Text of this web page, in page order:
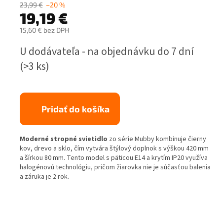
23,99 € –20 %
19,19 €
15,60 € bez DPH
cena:
U dodávateľa - na objednávku do 7 dní
(>3 ks)
Pridať do košíka
Moderné stropné svietidlo zo série Mubby kombinuje čierny
kov, drevo a sklo, čím vytvára štýlový doplnok s výškou 420 mm
a šírkou 80 mm. Tento model s päticou E14 a krytím IP20 využíva
halogénovú technológiu, pričom žiarovka nie je súčasťou balenia
a záruka je 2 rok.